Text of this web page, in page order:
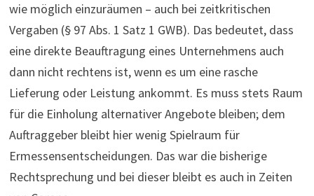
wie möglich einzuräumen – auch bei zeitkritischen
Vergaben (§ 97 Abs. 1 Satz 1 GWB). Das bedeutet, dass
eine direkte Beauftragung eines Unternehmens auch
dann nicht rechtens ist, wenn es um eine rasche
Lieferung oder Leistung ankommt. Es muss stets Raum
für die Einholung alternativer Angebote bleiben; dem
Auftraggeber bleibt hier wenig Spielraum für
Ermessensentscheidungen. Das war die bisherige
Rechtsprechung und bei dieser bleibt es auch in Zeiten